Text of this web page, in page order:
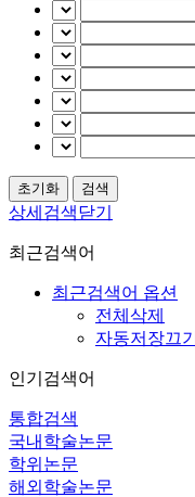
상세검색닫기
최근검색어
최근검색어 옵션
전체삭제
자동저장끄기
인기검색어
통합검색
국내학술논문
학위논문
해외학술논문